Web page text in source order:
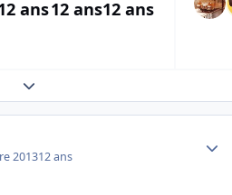
ans12 ans12 ans
Expand topic overview
201312 ans